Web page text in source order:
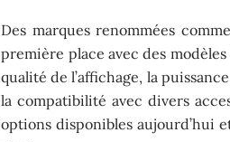
Des marques renommées
première place avec des
qualité de l’affichage, la
la compatibilité avec divers
options disponibles aujourd’hui